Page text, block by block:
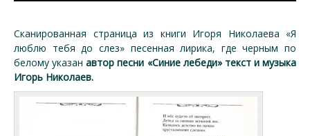
Сканированная страница из книги Игоря Николаева «Я
люблю тебя до слез» песенная лирика, где черным по
белому указанавтор песни «Синие лебеди» текст и музыка
Игорь Николаев.